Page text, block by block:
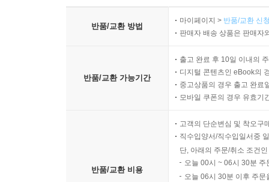
반품/교환 방법
마이페이지 > 반품/교환 신
판매자 배송 상품은 판매자
반품/교환 가능기간
출고 완료 후 10일 이내의
디지털 콘텐츠인 eBook의
중고상품의 경우 출고 완료
모바일 쿠폰의 경우 유효기
반품/교환 비용
고객의 단순변심 및 착오구
직수입양서/직수입일서중
단, 아래의 주문/취소 조건
오늘 00시 ~ 06시 30분
오늘 06시 30분 이후 주